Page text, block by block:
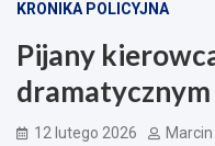
KRONIKA POLICYJNA
Pijany
12 lutego 2026